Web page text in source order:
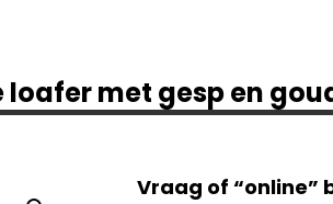
loafer met gesp en
Vraag of “online”